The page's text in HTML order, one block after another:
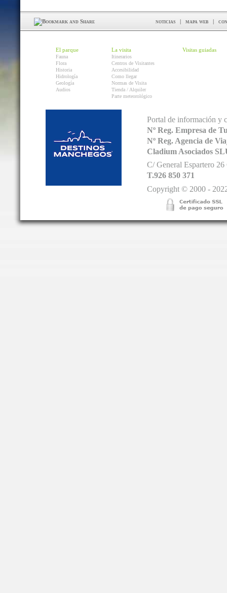
noticias | mapa web |
El parque
Fauna
Flora
Historia
Hidrología
Geología
Audios
La visita
Itinerarios
Centros de Visitantes
Accesibilidad
Como llegar
Normas de Visita
Tienda / Alquiler
Parte meteorológico
Visitas guiadas
Portal de información y
Nº Reg. Empresa de
Nº Reg. Agencia de
Cladium Asociados
C/ General Espartero
T.926 850 371
Copyright © 2000 -